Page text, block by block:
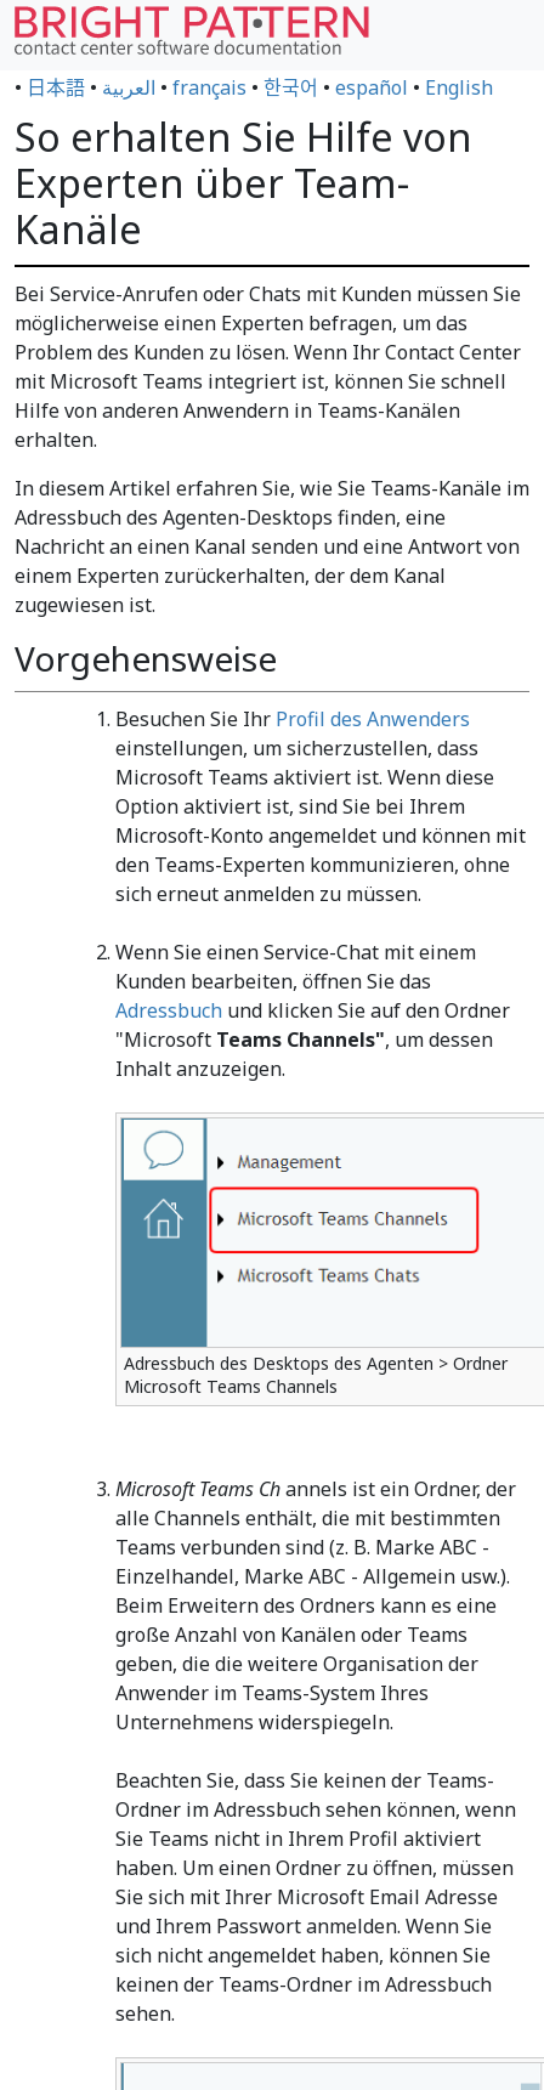
• 日本語 • العربية • français • 한국어 • español • English
So erhalten Sie Hilfe von
Experten über Team-
Kanäle
Bei Service-Anrufen oder Chats mit Kunden müssen Sie
möglicherweise einen Experten befragen, um das
Problem des Kunden zu lösen. Wenn Ihr Contact Center
mit Microsoft Teams integriert ist, können Sie schnell
Hilfe von anderen Anwendern in Teams-Kanälen
erhalten.
In diesem Artikel erfahren Sie, wie Sie Teams-Kanäle im
Adressbuch des Agenten-Desktops finden, eine
Nachricht an einen Kanal senden und eine Antwort von
einem Experten zurückerhalten, der dem Kanal
zugewiesen ist.
Vorgehensweise
Besuchen Sie Ihr Profil des Anwenders
einstellungen, um sicherzustellen, dass
Microsoft Teams aktiviert ist. Wenn diese
Option aktiviert ist, sind Sie bei Ihrem
Microsoft-Konto angemeldet und können mit
den Teams-Experten kommunizieren, ohne
sich erneut anmelden zu müssen.
Wenn Sie einen Service-Chat mit einem
Kunden bearbeiten, öffnen Sie das
Adressbuch und klicken Sie auf den Ordner
"Microsoft Teams Channels", um dessen
Inhalt anzuzeigen.
Adressbuch des Desktops des Agenten > Ordner
Microsoft Teams Channels
Microsoft Teams Channels ist ein Ordner, der
alle Channels enthält, die mit bestimmten
Teams verbunden sind (z. B. Marke ABC -
Einzelhandel, Marke ABC - Allgemein usw.).
Beim Erweitern des Ordners kann es eine
große Anzahl von Kanälen oder Teams
geben, die die weitere Organisation der
Anwender im Teams-System Ihres
Unternehmens widerspiegeln.
Beachten Sie, dass Sie keinen der Teams-
Ordner im Adressbuch sehen können, wenn
Sie Teams nicht in Ihrem Profil aktiviert
haben. Um einen Ordner zu öffnen, müssen
Sie sich mit Ihrer Microsoft Email Adresse
und Ihrem Passwort anmelden. Wenn Sie
sich nicht angemeldet haben, können Sie
keinen der Teams-Ordner im Adressbuch
sehen.